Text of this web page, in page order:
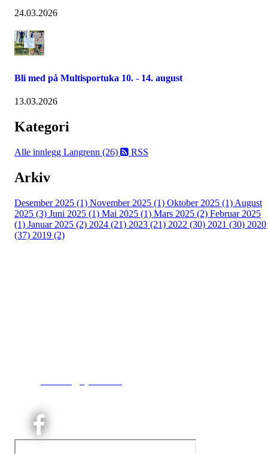
24.03.2026
Bli med på Multisportuka 10. - 14. august
13.03.2026
Kategori
Alle innlegg Langrenn (26) RSS
Arkiv
Desember 2025 (1) November 2025 (1) Oktober 2025 (1) August
2025 (3) Juni 2025 (1) Mai 2025 (1) Mars 2025 (2) Februar 2025
(1) Januar 2025 (2) 2024 (21) 2023 (21) 2022 (30) 2021 (30) 2020
(37) 2019 (2)